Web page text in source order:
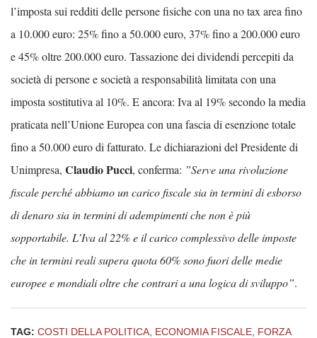
l’imposta sui redditi delle persone fisiche con una no tax area fino
a 10.000 euro: 25% fino a 50.000 euro, 37% fino a 200.000 euro
e 45% oltre 200.000 euro. Tassazione dei dividendi percepiti da
società di persone e società a responsabilità limitata con una
imposta sostitutiva al 10%. E ancora: Iva al 19% secondo la media
praticata nell’Unione Europea con una fascia di esenzione totale
fino a 50.000 euro di fatturato. Le dichiarazioni del Presidente di
Unimpresa, Claudio Pucci, conferma: ”Serve una rivoluzione
fiscale perché abbiamo un carico fiscale sia in termini di esborso
di denaro sia in termini di adempimenti che non è più
sopportabile. L’Iva al 22% e il carico complessivo delle imposte
che in termini reali supera quota 60% sono fuori delle medie
europee e mondiali oltre che contrari a una logica di sviluppo”.
TAG: COSTI DELLA POLITICA ECONOMIA FISCALE FORZA